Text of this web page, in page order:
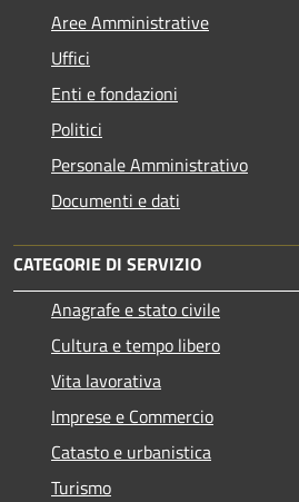
Aree Amministrative
Uffici
Enti e fondazioni
Politici
Personale Amministrativo
Documenti e dati
CATEGORIE DI SERVIZIO
Anagrafe e stato civile
Cultura e tempo libero
Vita lavorativa
Imprese e Commercio
Catasto e urbanistica
Turismo